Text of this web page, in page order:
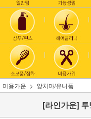
미용가운 앞치마/유니폼
[라인가운]